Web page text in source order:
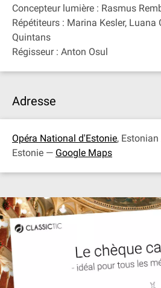
Concepteur lumière : Rasmus
Répétiteurs : Marina Kesler, Luana
Quintans
Régisseur : Anton Osul
Adresse
Opéra National d'Estonie, Estonian
Estonie — Google Maps